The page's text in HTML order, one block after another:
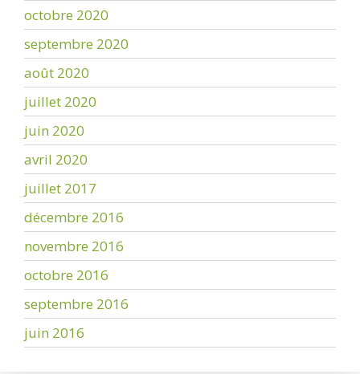
octobre 2020
septembre 2020
août 2020
juillet 2020
juin 2020
avril 2020
juillet 2017
décembre 2016
novembre 2016
octobre 2016
septembre 2016
juin 2016